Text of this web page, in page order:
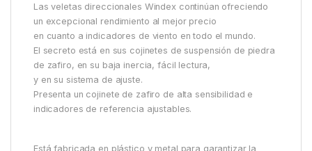
Las veletas direccionales Windex continúan ofreciendo
un excepcional rendimiento al mejor precio
en cuanto a indicadores de viento en todo el mundo.
El secreto está en sus cojinetes de suspensión de piedra
de zafiro, en su baja inercia, fácil lectura,
y en su sistema de ajuste.
Presenta un cojinete de zafiro de alta sensibilidad e
indicadores de referencia ajustables.
Está fabricada en plástico y metal para garantizar la